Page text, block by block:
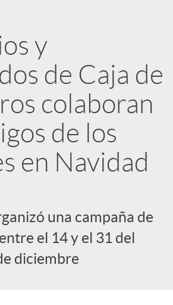
y
de Caja de
colaboran
de los
en Navidad
una campaña de
el 14 y el 31 del
diciembre